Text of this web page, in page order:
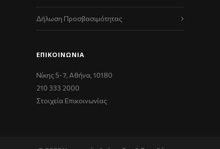
Δήλωση Προσβασιμότητας
ΕΠΙΚΟΙΝΩΝΊΑ
Νίκης 5-7, Αθήνα, 10180
210 333 2000
Στοιχεία Επικοινωνίας